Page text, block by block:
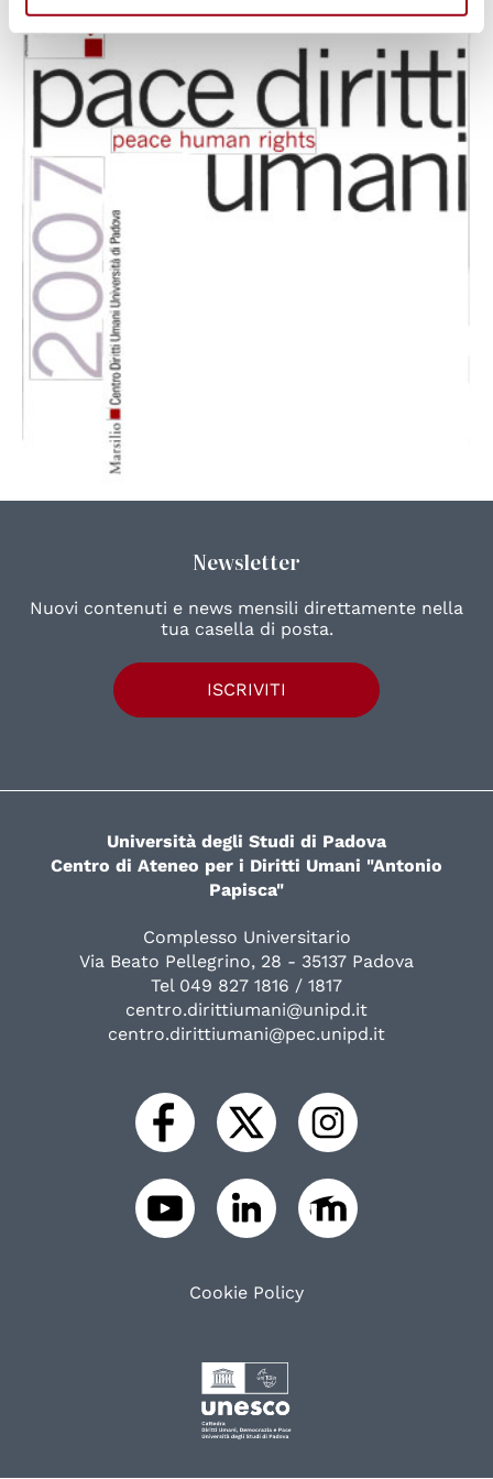
Newsletter
Nuovi contenuti e news mensili direttamente nella
tua casella di posta.
ISCRIVITI
Università degli Studi di Padova
Centro di Ateneo per i Diritti Umani "Antonio
Papisca"
Complesso Universitario
Via Beato Pellegrino, 28 - 35137 Padova
Tel 049 827 1816 / 1817
centro.dirittiumani@unipd.it
centro.dirittiumani@pec.unipd.it
Cookie Policy